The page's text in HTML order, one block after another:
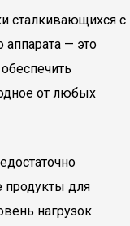
сталкивающихся с
аппарата — это
от любых
продукты для
нагрузок